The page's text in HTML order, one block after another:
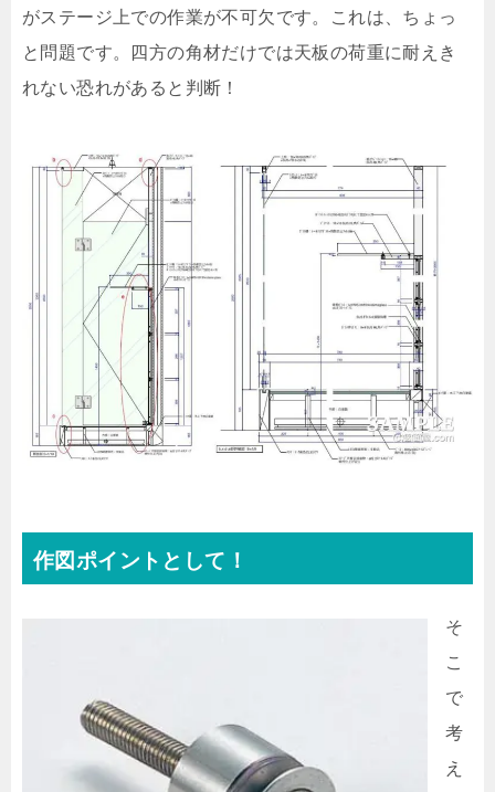
がステージ上での作業が不可欠です。これは、ちょっ
と問題です。四方の角材だけでは天板の荷重に耐えき
れない恐れがあると判断！
作図ポイントとして！
そ
こ
で
考
え